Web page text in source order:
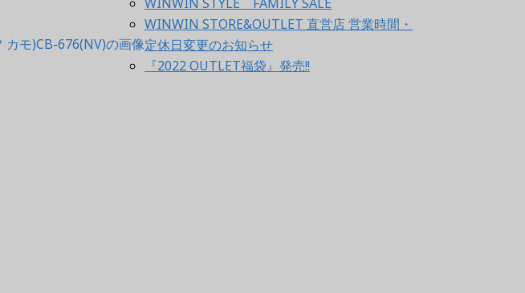
WINWIN STYLE FAMILY SALE
WINWIN STORE&OUTLET 直営店 営業時間・
定休日変更のお知らせ
『2022 OUTLET福袋』発売!!